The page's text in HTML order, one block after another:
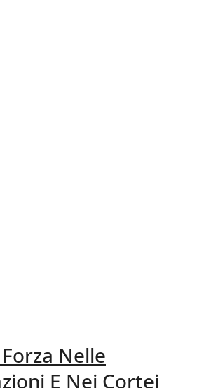
Nelle
E Nei Cortei